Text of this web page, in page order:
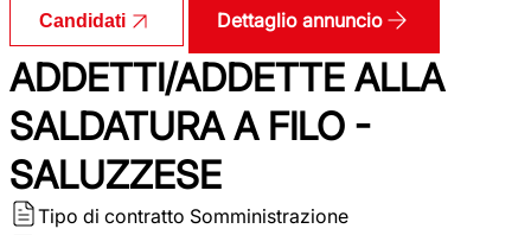
Candidati Dettaglio annuncio
ADDETTI/ADDETTE ALLA
SALDATURA A FILO -
SALUZZESE
Tipo di contratto Somministrazione